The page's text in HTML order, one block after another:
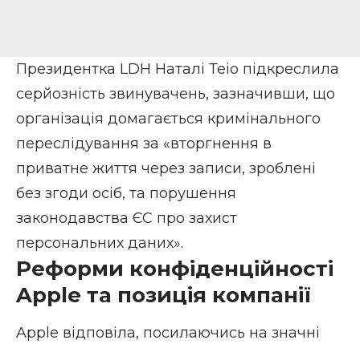
Президентка LDH Наталі Теіо підкреслила
серйозність звинувачень, зазначивши, що
організація домагається кримінального
переслідування за «вторгнення в
приватне життя через записи, зроблені
без згоди осіб, та порушення
законодавства ЄС про захист
персональних даних».
Реформи конфіденційності
Apple та позиція компанії
Apple відповіла, посилаючись на значні